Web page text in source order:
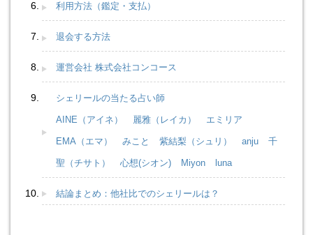
利用方法（鑑定・支払）
退会する方法
運営会社 株式会社コンコース
シェリールの当たる占い師
AINE（アイネ） 麗雅（レイカ） エミリア
EMA（エマ） みこと 紫結梨（シュリ） anju 千
聖（チサト） 心想(シオン) Miyon luna
結論まとめ：他社比でのシェリールは？